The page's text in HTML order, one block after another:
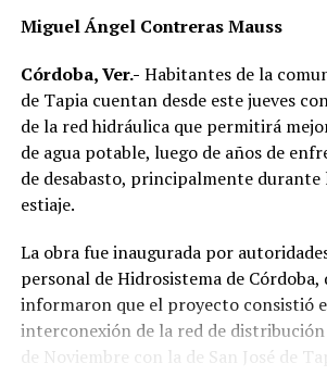
los gobiernos locales y comunitarios en
transformación de las estructuras que
desigualdades, además de proponer
una herramienta para impulsar
mayor impacto social.
Al evento acudieron el alcalde de
Alonso Cerezo; la síndica única, Irene
integrantes del Cabildo, así como la
Municipal, Luz del Carmen Lezama
coordinadora de Bienestar Social,
Tosqui.
También participaron Lisset Dalila
Miguel Ángel Contreras Mauss
Córdoba, Ver.- Habitantes de la
de Tapia cuentan desde este jueves
de la red hidráulica que permitirá
de agua potable, luego de años de
de desabasto, principalmente durante
estiaje.
La obra fue inaugurada por
personal de Hidrosistema de Córdoba,
informaron que el proyecto consistió
interconexión de la red de
de Noviembre con la de San José de